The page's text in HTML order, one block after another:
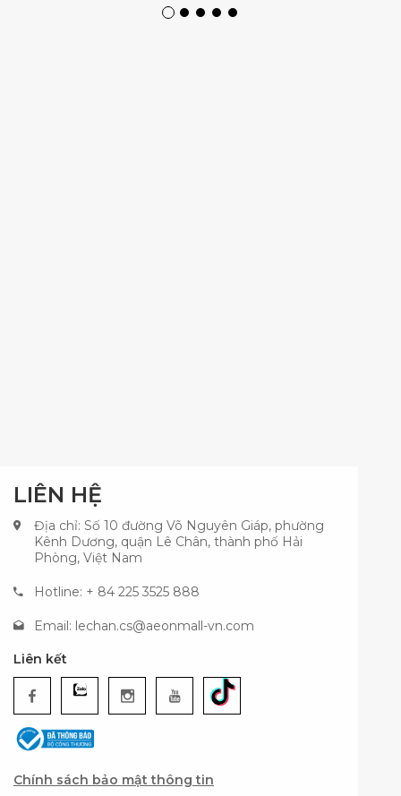
LIÊN HỆ
Địa chỉ: Số 10 đường Võ Nguyên Giáp, phường
Kênh Dương, quận Lê Chân, thành phố Hải
Phòng, Việt Nam
Hotline: + 84 225 3525 888
Email: lechan.cs@aeonmall-vn.com
Liên kết
Chính sách bảo mật thông tin